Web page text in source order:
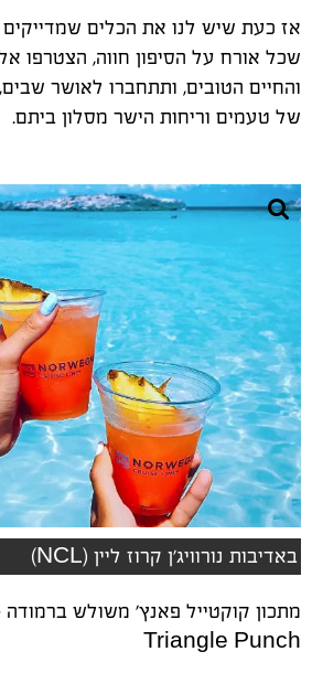
אז כעת שיש לנו את הכלים
שכל אורח על הסיפון חווה, הצטרפו
והחיים הטובים, ותתחברו לאושר
של טעמים וריחות הישר מסלון ביתם.
באדיבות נורוויג'ן קרוז ליין (NCL)
Triangle Punch